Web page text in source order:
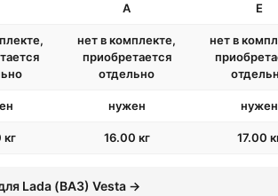
A E
нет в комплекте,
приобретается
отдельно
нет в
нужен нужен
кг 16.00 кг 17.00
Lada (ВАЗ) Vesta →